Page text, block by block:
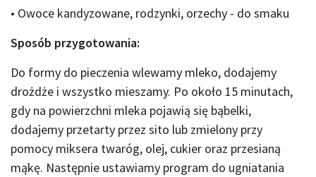
• Owoce kandyzowane, rodzynki, orzechy - do smaku
Sposób przygotowania:
Do formy do pieczenia wlewamy mleko, dodajemy
drożdże i wszystko mieszamy. Po około 15 minutach,
gdy na powierzchni mleka pojawią się bąbelki,
dodajemy przetarty przez sito lub zmielony przy
pomocy miksera twaróg, olej, cukier oraz przesianą
mąkę. Następnie ustawiamy program do ugniatania